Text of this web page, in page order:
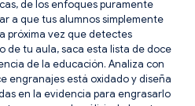
de los enfoques puramente
a que tus alumnos simplemente
próxima vez que detectes
de tu aula, saca esta lista de doce
de la educación. Analiza con
engranajes está oxidado y diseña
en la evidencia para engrasarlo